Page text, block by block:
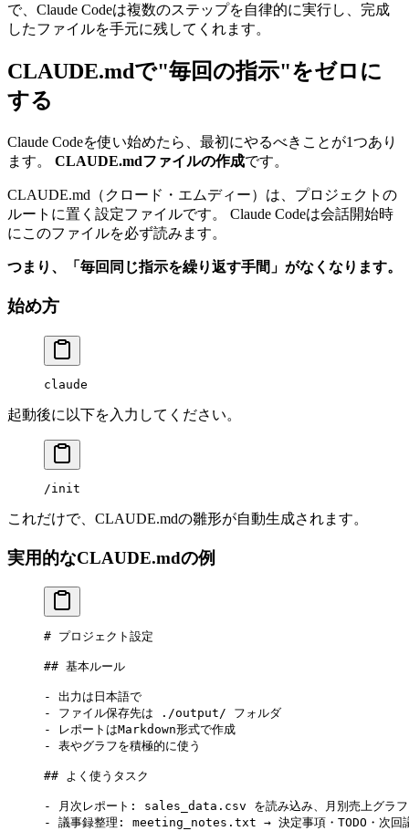
で、Claude Codeは複数のステップを自律的に実行し、完成
したファイルを手元に残してくれます。
CLAUDE.mdで"毎回の指示"をゼロに
する
Claude Codeを使い始めたら、最初にやるべきことが1つあり
ます。 CLAUDE.mdファイルの作成です。
CLAUDE.md（クロード・エムディー）は、プロジェクトの
ルートに置く設定ファイルです。 Claude Codeは会話開始時
にこのファイルを必ず読みます。
つまり、「毎回同じ指示を繰り返す手間」がなくなります。
始め方
claude
起動後に以下を入力してください。
/init
これだけで、CLAUDE.mdの雛形が自動生成されます。
実用的なCLAUDE.mdの例
# プロジェクト設定
## 基本ルール
-
出力は日本語で
-
ファイル保存先は ./output/ フォルダ
-
レポートはMarkdown形式で作成
-
表やグラフを積極的に使う
## よく使うタスク
-
月次レポート: sales_data.csv を読み込み、月別売上グラ
-
議事録整理: meeting_notes.txt → 決定事項・TODO・次回